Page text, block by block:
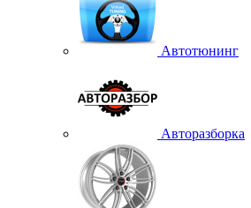
Автотюнинг
Авторазборка